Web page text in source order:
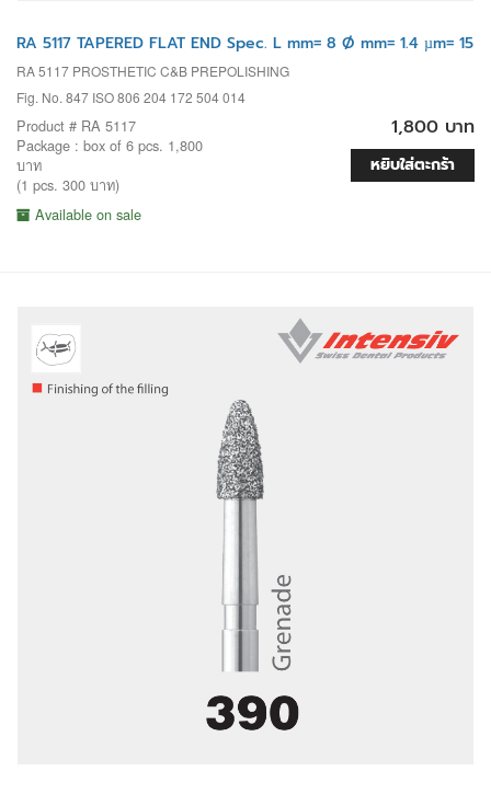
RA 5117 TAPERED FLAT END Spec. L mm= 8 Ø mm= 1.4 µm= 15
RA 5117 PROSTHETIC C&B PREPOLISHING
Fig. No. 847 ISO 806 204 172 504 014
Product # RA 5117
Package : box of 6 pcs. 1,800
บาท
(1 pcs. 300 บาท)
Available on sale
1,800 บาท
หยิบใส่ตะกร้า